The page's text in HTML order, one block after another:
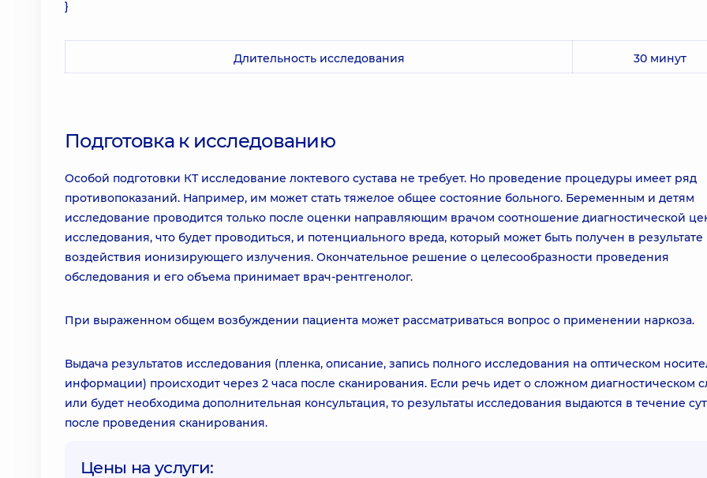
}
Длительность исследования 30 минут
Подготовка к исследованию
Особой подготовки КТ исследование локтевого сустава не требует. Но проведение процедуры имеет ряд
противопоказаний. Например, им может стать тяжелое общее состояние больного. Беременным и детям
исследование проводится только после оценки направляющим врачом соотношение диагностической
исследования, что будет проводиться, и потенциального вреда, который может быть получен в результате
воздействия ионизирующего излучения. Окончательное решение о целесообразности проведения
обследования и его объема принимает врач-рентгенолог.
При выраженном общем возбуждении пациента может рассматриваться вопрос о применении наркоза.
Выдача результатов исследования (пленка, описание, запись полного исследования на оптическом
информации) происходит через 2 часа после сканирования. Если речь идет о сложном диагностическом
или будет необходима дополнительная консультация, то результаты исследования выдаются в течение
после проведения сканирования.
Цены на услуги: